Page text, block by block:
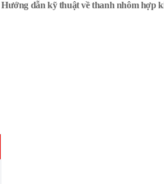
Hướng dẫn kỹ thuật về thanh nhôm hợp